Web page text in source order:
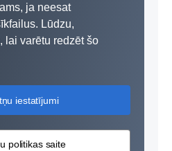
ja neesat
Lūdzu,
lai varētu redzēt šo
iestatījumi
politikas saite